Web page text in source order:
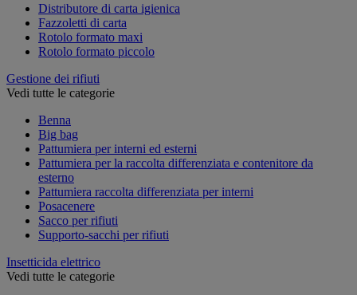
Distributore di carta igienica
Fazzoletti di carta
Rotolo formato maxi
Rotolo formato piccolo
Gestione dei rifiuti
Vedi tutte le categorie
Benna
Big bag
Pattumiera per interni ed esterni
Pattumiera per la raccolta differenziata e contenitore da
esterno
Pattumiera raccolta differenziata per interni
Posacenere
Sacco per rifiuti
Supporto-sacchi per rifiuti
Insetticida elettrico
Vedi tutte le categorie